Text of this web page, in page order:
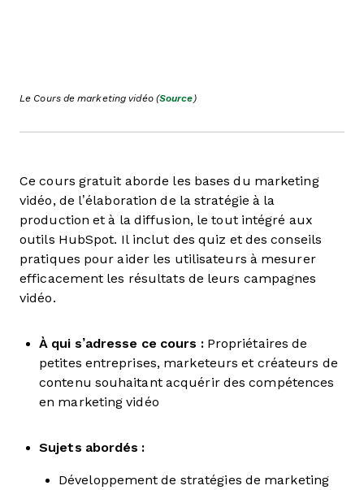
Le Cours de marketing vidéo (Source)
Ce cours gratuit aborde les bases du marketing
vidéo, de l’élaboration de la stratégie à la
production et à la diffusion, le tout intégré aux
outils HubSpot. Il inclut des quiz et des conseils
pratiques pour aider les utilisateurs à mesurer
efficacement les résultats de leurs campagnes
vidéo.
À qui s’adresse ce cours :Propriétaires de
petites entreprises, marketeurs et créateurs de
contenu souhaitant acquérir des compétences
en marketing vidéo
Sujets abordés :
Développement de stratégies de marketing